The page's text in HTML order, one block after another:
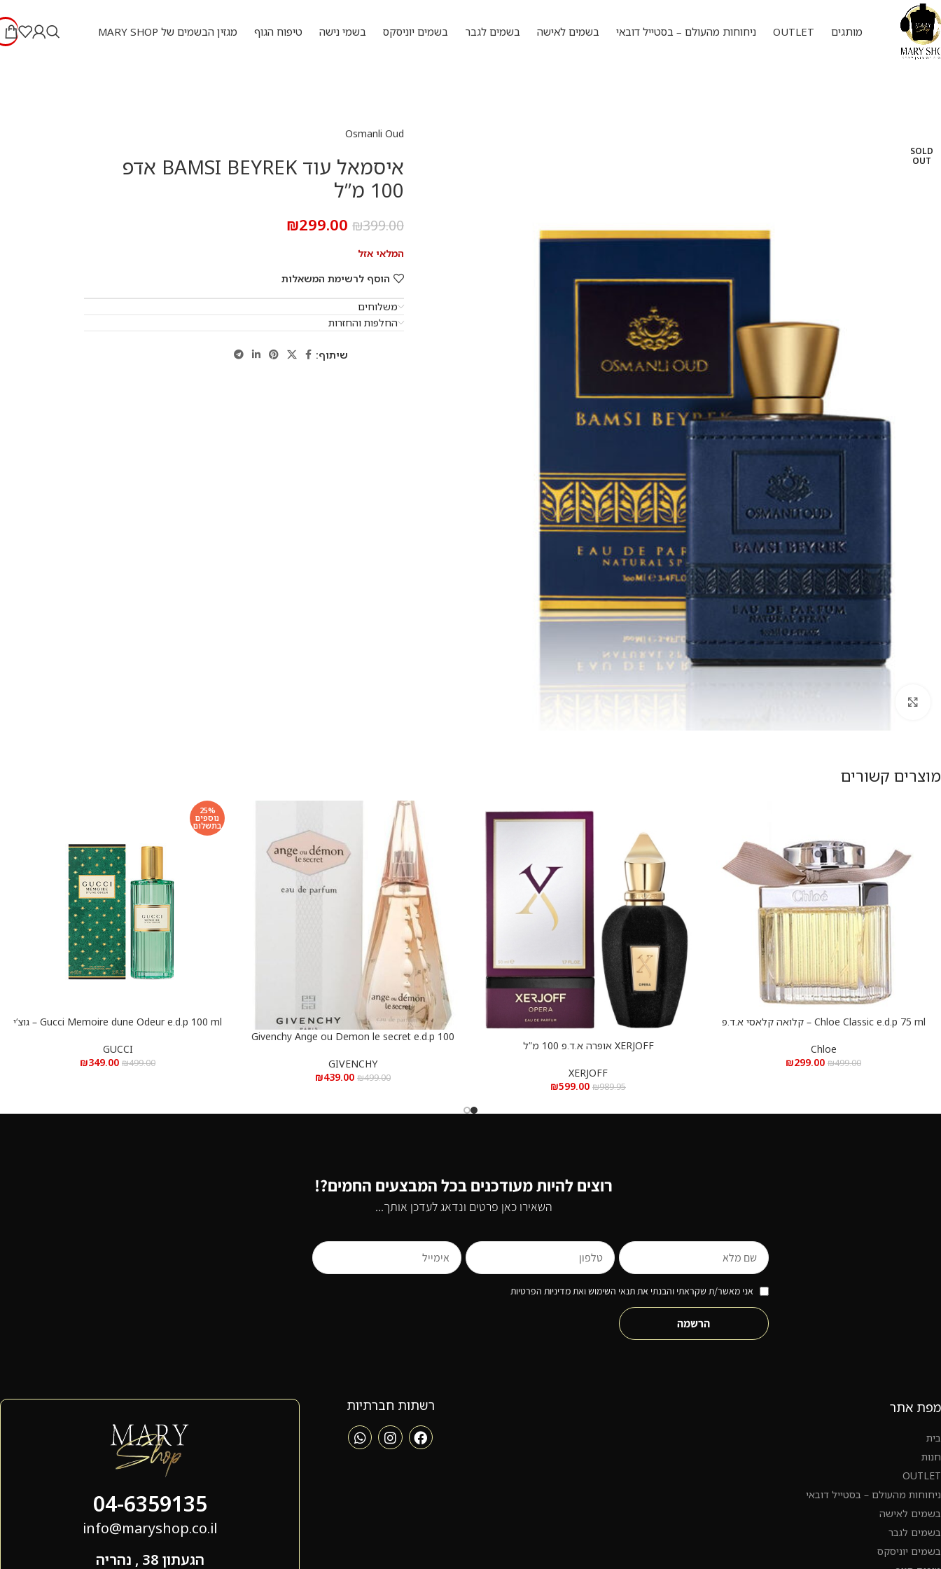
מותגים OUTLET ניחוחות מהעולם – בסטייל דובאי בשמים לאישה בשמים לגבר בשמים יוניסקס בשמי נישה טיפוח הגוף מגזין הבשמים של MARY SHOP
SOLD
OUT
Osmanli Oud
איסמאל עוד BAMSI BEYREK אדפ
100 מ”ל
₪399.00
₪299.00
המלאי אזל
הוסף לרשימת המשאלות
משלוחים
החלפות והחזרות
שיתוף:
מוצרים קשורים
הוספה לסל
Chloe Classic e.d.p 75 ml – קלואה קלאסי א.ד.פ
Chloe
₪499.00
₪299.00
הוספה לסלXERJOFF אופרה א.ד.פ 100 מ”ל
XERJOFF
₪989.95
₪599.00
הוספה לסל
Givenchy Ange ou Demon le secret e.d.p 100
GIVENCHY
₪499.00
₪439.00
25%
נוספים
בתשלום
הוספה לסל
Gucci Memoire dune Odeur e.d.p 100 ml – גוצ’י
GUCCI
₪499.00
₪349.00
רוצים להיות מעודכנים בכל המבצעים החמים?!
השאירו כאן פרטים ונדאג לעדכן אותך...
אני מאשר/ת שקראתי והבנתי את תנאי השימוש ואת מדיניות הפרטיות
הרשמה
מפת אתר
בית
חנות
OUTLET
ניחוחות מהעולם – בסטייל דובאי
בשמים לאישה
בשמים לגבר
בשמים יוניסקס
רשתות חברתיות
04-6359135
info@maryshop.co.il
הגעתון 38 , נהריה